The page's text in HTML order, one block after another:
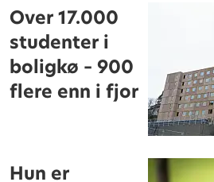
Over 17.000
studenter i
boligkø – 900
flere enn i fjor
Hun er